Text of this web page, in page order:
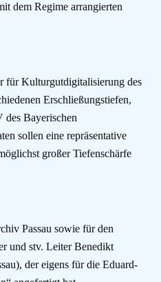
dem Regime arrangierten
für Kulturgutdigitalisierung des
Erschließungstiefen,
des Bayerischen
sollen eine repräsentative
großer Tiefenschärfe
Passau sowie für den
und stv. Leiter Benedikt
der eigens für die Eduard-